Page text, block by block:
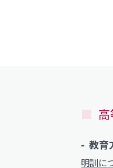
教育
明訓に